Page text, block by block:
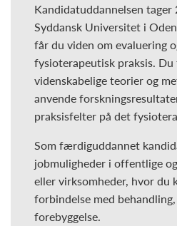
Kandidatuddannelsen tager
Syddansk Universitet i
får du viden om evaluering
fysioterapeutisk praksis.
videnskabelige teorier og
anvende
praksisfelter på det
Som færdiguddannet
jobmuligheder i offentlige
eller virksomheder, hvor du
forbindelse med
forebyggelse.